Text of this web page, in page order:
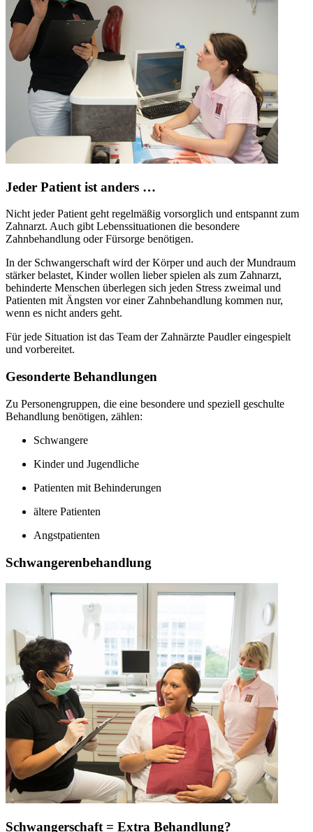
Jeder Patient ist anders …
Nicht jeder Patient geht regelmäßig vorsorglich und entspannt zum
Zahnarzt. Auch gibt Lebenssituationen die besondere
Zahnbehandlung oder Fürsorge benötigen.
In der Schwangerschaft wird der Körper und auch der Mundraum
stärker belastet, Kinder wollen lieber spielen als zum Zahnarzt,
behinderte Menschen überlegen sich jeden Stress zweimal und
Patienten mit Ängsten vor einer Zahnbehandlung kommen nur,
wenn es nicht anders geht.
Für jede Situation ist das Team der Zahnärzte Paudler eingespielt
und vorbereitet.
Gesonderte Behandlungen
Zu Personengruppen, die eine besondere und speziell geschulte
Behandlung benötigen, zählen:
Schwangere
Kinder und Jugendliche
Patienten mit Behinderungen
ältere Patienten
Angstpatienten
Schwangerenbehandlung
Schwangerschaft = Extra Behandlung?